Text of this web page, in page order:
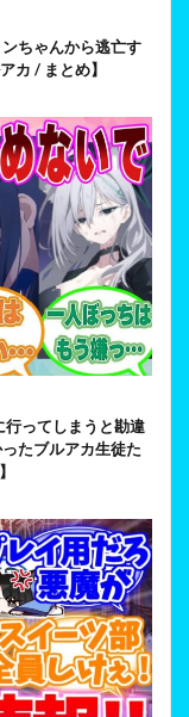
ちゃんから逃亡す
カ / まとめ】
行ってしまうと勘違
たブルアカ生徒た